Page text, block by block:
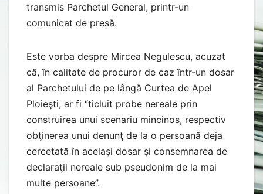
transmis Parchetul General, printr-un
comunicat de presă.
Este vorba despre Mircea Negulescu, acuzat
că, în calitate de procuror de caz într-un dosar
al Parchetului de pe lângă Curtea de Apel
Ploieşti, ar fi “ticluit probe nereale prin
construirea unui scenariu mincinos, respectiv
obţinerea unui denunţ de la o persoană deja
cercetată în acelaşi dosar şi consemnarea de
declaraţii nereale sub pseudonim de la mai
multe persoane”.